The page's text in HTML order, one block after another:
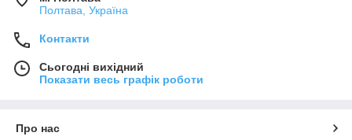
Полтава, Україна
Контакти
Сьогодні вихідний
Показати весь графік роботи
Про нас